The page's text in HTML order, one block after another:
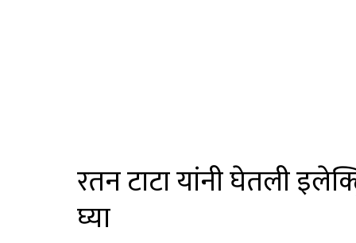
रतन टाटा यांनी घेतली
घ्या